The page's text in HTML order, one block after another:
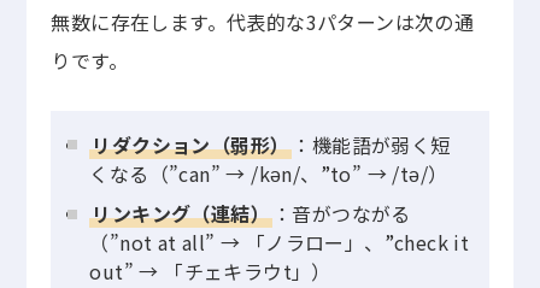
無数に存在します。代表的な3パターンは次の通
りです。
リダクション（弱形） ：機能語が弱く短
くなる（”can” → /kən/、”to” → /tə/）
リンキング（連結） ：音がつながる
（”not at all” → 「ノラロー」、”check it
out” → 「チェキラウt」）